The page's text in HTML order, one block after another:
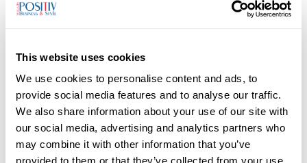
This website uses cookies
We use cookies to personalise content and ads, to
provide social media features and to analyse our traffic.
We also share information about your use of our site with
our social media, advertising and analytics partners who
may combine it with other information that you’ve
provided to them or that they’ve collected from your use
Zdroj: TZ
TAGS ČPV hokej OH parahockey
paralympiáda
sport a politika